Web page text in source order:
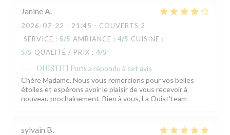
JanineA
2026-07-22 - 21:45 - COUVERTS 2
SERVICE : 5/5 AMBIANCE : 4/5 CUISINE :
5/5 QUALITÉ / PRIX : 4/5
OUISTITI Paris a répondu à cet avis
Chère Madame, Nous vous remercions pour vos belles
étoiles et espérons avoir le plaisir de vous recevoir à
nouveau prochainement. Bien à vous, La Ouist'team
sylvain B